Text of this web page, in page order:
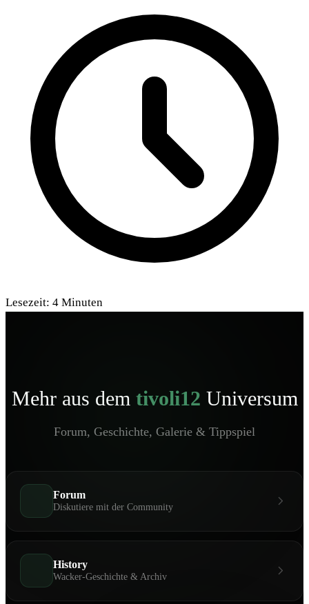
Lesezeit: 4 Minuten
Mehr aus dem tivoli12 Universum
Forum, Geschichte, Galerie & Tippspiel
Forum
Diskutiere mit der Community
History
Wacker-Geschichte & Archiv